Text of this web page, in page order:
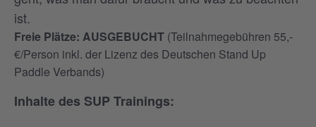
ist.
Freie Plätze: AUSGEBUCHT (Teilnahmegebühren 55,-
€/Person inkl. der Lizenz des Deutschen Stand Up
Paddle Verbands)
Inhalte des SUP Trainings: